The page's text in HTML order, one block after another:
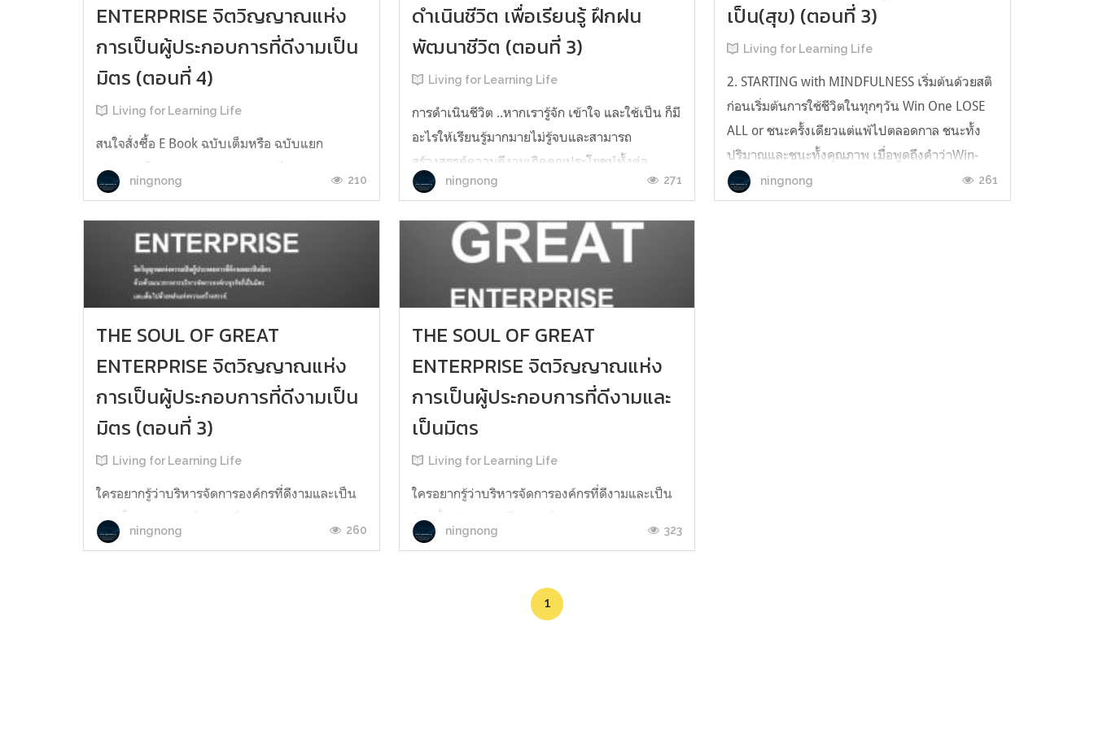
ENTERPRISE จิตวิญญาณแห่ง
การเป็นผู้ประกอบการที่ดีงามเป็น
มิตร (ตอนที่ 4)
Living for Learning Life
สนใจสั่งซื้อ E Book ฉบับเต็มหรือ ฉบับแยก
Chapter โปรดแจ้งมาทางข้อความได้เลยนะครับ
ติดตามสาระดีๆ​ ได้จากเพจนี้​ FB Living Learning
Lifeตลอดจน​ สื่อสาระดีๆ​ ทั้งหนังสือ​แต่งเอง​ E​ Book​
และรูปเล่ม บทความสั้น​ หลักสูตรอบรมตลอดจน
แนวทางและวิธีการพัฒนาชีวิตตนเองและ
สร้างสรรค์สังคมให้ดีงามและเป็นมิ...
ningnong 210
ดำเนินชีวิต เพื่อเรียนรู้ ฝึกฝน
พัฒนาชีวิต (ตอนที่ 3)
Living for Learning Life
การดำเนินชีวิต​ ..หากเรารู้จัก​ เข้าใจ​ และใช้เป็น ก็มี
อะไรให้เรียนรู้มากมายไม่รู้จบ​และสามารถ
สร้างสรรค์ความดีงามเกิดคุณประโยชน์ทั้งต่อ
ตนเอง​ ผู้อื่น​ แลสังคมอีกด้วยยังผลทั้งปัจจุบันสืบ
เพื่อเรียนรู้​ ฝึก​ฝน​พัฒนาชีวิตจองมนุษย์นั่นเอง สน
ใจสั่งซื้...
ningnong 271
เป็น(สุข) (ตอนที่ 3)
Living for Learning Life
2. STARTING with MINDFULNESS เริ่มต้นด้วยสติ
ก่อนเริ่มต้นการใช้ชีวิตในทุกๆวัน Win One LOSE
ALL or ชนะครั้งเดียวแต่แพ้ไปตลอดกาล ชนะทั้ง
ปริมาณและชนะทั้งคุณภาพ เมื่อพูดถึงคำว่าWin-
Win Situation คงเป็นคำพูดที่ใช้กันบ่อยครั้งในการ
ทำงานร่วมกับผู้อื่นไม่ว่าจะเป็นงานของตนเองที่จะ
ningnong 261
THE SOUL OF GREAT
ENTERPRISE จิตวิญญาณแห่ง
การเป็นผู้ประกอบการที่ดีงามเป็น
มิตร (ตอนที่ 3)
Living for Learning Life
ใครอยากรู้ว่าบริหารจัดการองค์กรที่ดีงามและเป็น
มิตรนั้นต้องมองอะไรอย่างไร​บ้าง ลองอ่าน​ผลงาน
เล่มที่1เล่มนี้ได้ครับ​ ฝากแปะหัวใจเอาไว้ข้างล่างใต้​
ningnong 260
THE SOUL OF GREAT
ENTERPRISE จิตวิญญาณแห่ง
การเป็นผู้ประกอบการที่ดีงามและ
เป็นมิตร
Living for Learning Life
ใครอยากรู้ว่าบริหารจัดการองค์กรที่ดีงามและเป็น
มิตรนั้นต้องมองอะไรอย่างไร​บ้าง ลองอ่าน​ผลงาน
เล่มที่1เล่มนี้ได้ครับ​ ฝากแปะหัวใจเอาไว้ข้างล่างใต้​
ความรู้ความเข้าใจ มุมมองความคิด วิธีคิด วิธีมอง
การบริหารจัดการ ประสบการณ์โดยตรงโดยอ้อม
ningnong 323
1